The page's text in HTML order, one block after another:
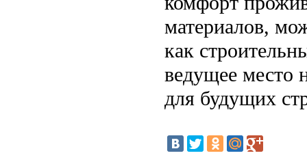
материалов,
как
ведущее место
для будущих